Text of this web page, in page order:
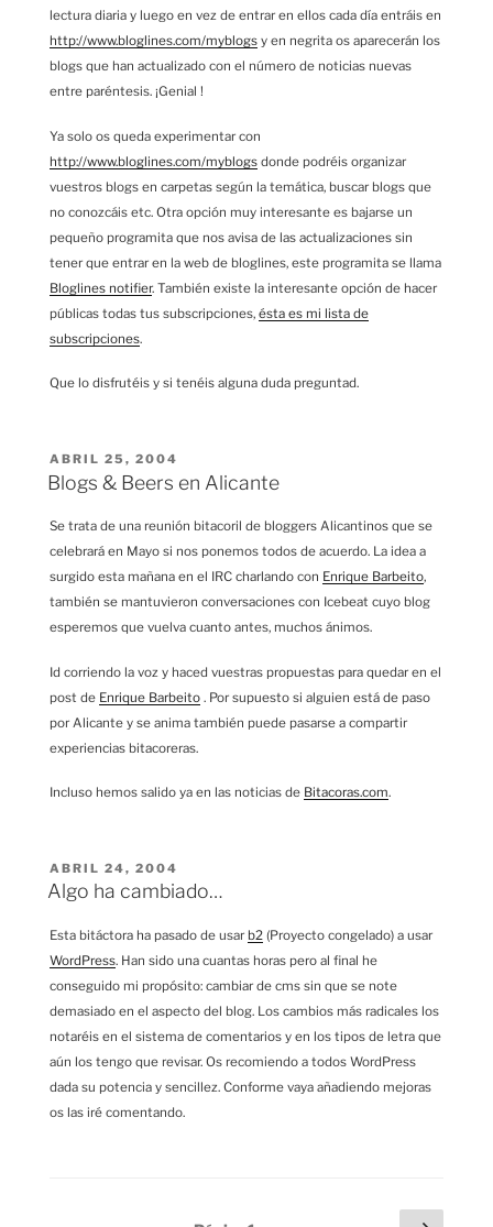
lectura diaria y luego en vez de entrar en ellos cada día entráis en
http://www.bloglines.com/myblogs y en negrita os aparecerán los
blogs que han actualizado con el número de noticias nuevas
entre paréntesis. ¡Genial !
Ya solo os queda experimentar con
http://www.bloglines.com/myblogs donde podréis organizar
vuestros blogs en carpetas según la temática, buscar blogs que
no conozcáis etc. Otra opción muy interesante es bajarse un
pequeño programita que nos avisa de las actualizaciones sin
tener que entrar en la web de bloglines, este programita se llama
Bloglines notifier. También existe la interesante opción de hacer
públicas todas tus subscripciones, ésta es mi lista de
subscripciones.
Que lo disfrutéis y si tenéis alguna duda preguntad.
PUBLICADO
EL
ABRIL 25, 2004
Blogs & Beers en Alicante
Se trata de una reunión bitacoril de bloggers Alicantinos que se
celebrará en Mayo si nos ponemos todos de acuerdo. La idea a
surgido esta mañana en el IRC charlando con Enrique Barbeito,
también se mantuvieron conversaciones con Icebeat cuyo blog
esperemos que vuelva cuanto antes, muchos ánimos.
Id corriendo la voz y haced vuestras propuestas para quedar en el
post de Enrique Barbeito . Por supuesto si alguien está de paso
por Alicante y se anima también puede pasarse a compartir
experiencias bitacoreras.
Incluso hemos salido ya en las noticias de Bitacoras.com.
PUBLICADO
EL
ABRIL 24, 2004
Algo ha cambiado…
Esta bitáctora ha pasado de usar b2 (Proyecto congelado) a usar
WordPress. Han sido una cuantas horas pero al final he
conseguido mi propósito: cambiar de cms sin que se note
demasiado en el aspecto del blog. Los cambios más radicales los
notaréis en el sistema de comentarios y en los tipos de letra que
aún los tengo que revisar. Os recomiendo a todos WordPress
dada su potencia y sencillez. Conforme vaya añadiendo mejoras
os las iré comentando.